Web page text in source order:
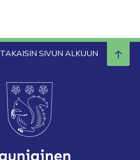
TAKAISIN SIVUN ALKUUN